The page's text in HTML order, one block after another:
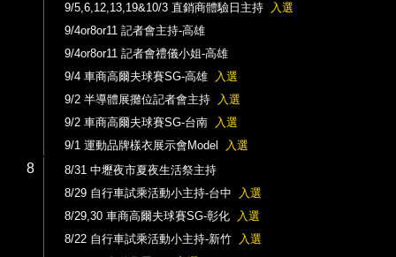
9/5,6,12,13,19&10/3 直銷商體驗日主持
入選
9/4or8or11 記者會主持-高雄
9/4or8or11 記者會禮儀小姐-高雄
9/4 車商高爾夫球賽SG-高雄
入選
9/2 半導體展攤位記者會主持
入選
9/2 車商高爾夫球賽SG-台南
入選
9/1 運動品牌樣衣展示會Model
入選
8
8/31 中壢夜市夏夜生活祭主持
8/29 自行車試乘活動小主持-台中
入選
8/29,30 車商高爾夫球賽SG-彰化
入選
8/22 自行車試乘活動小主持-新竹
入選